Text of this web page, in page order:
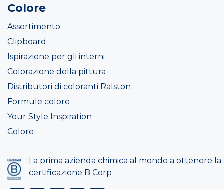
Colore
Assortimento
Clipboard
Ispirazione per gli interni
Colorazione della pittura
Distributori di coloranti Ralston
Formule colore
Your Style Inspiration
Colore
La prima azienda chimica al mondo a ottenere la
certificazione B Corp